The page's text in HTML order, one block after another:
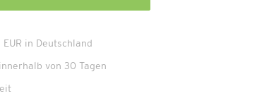
in Deutschland
von 30 Tagen